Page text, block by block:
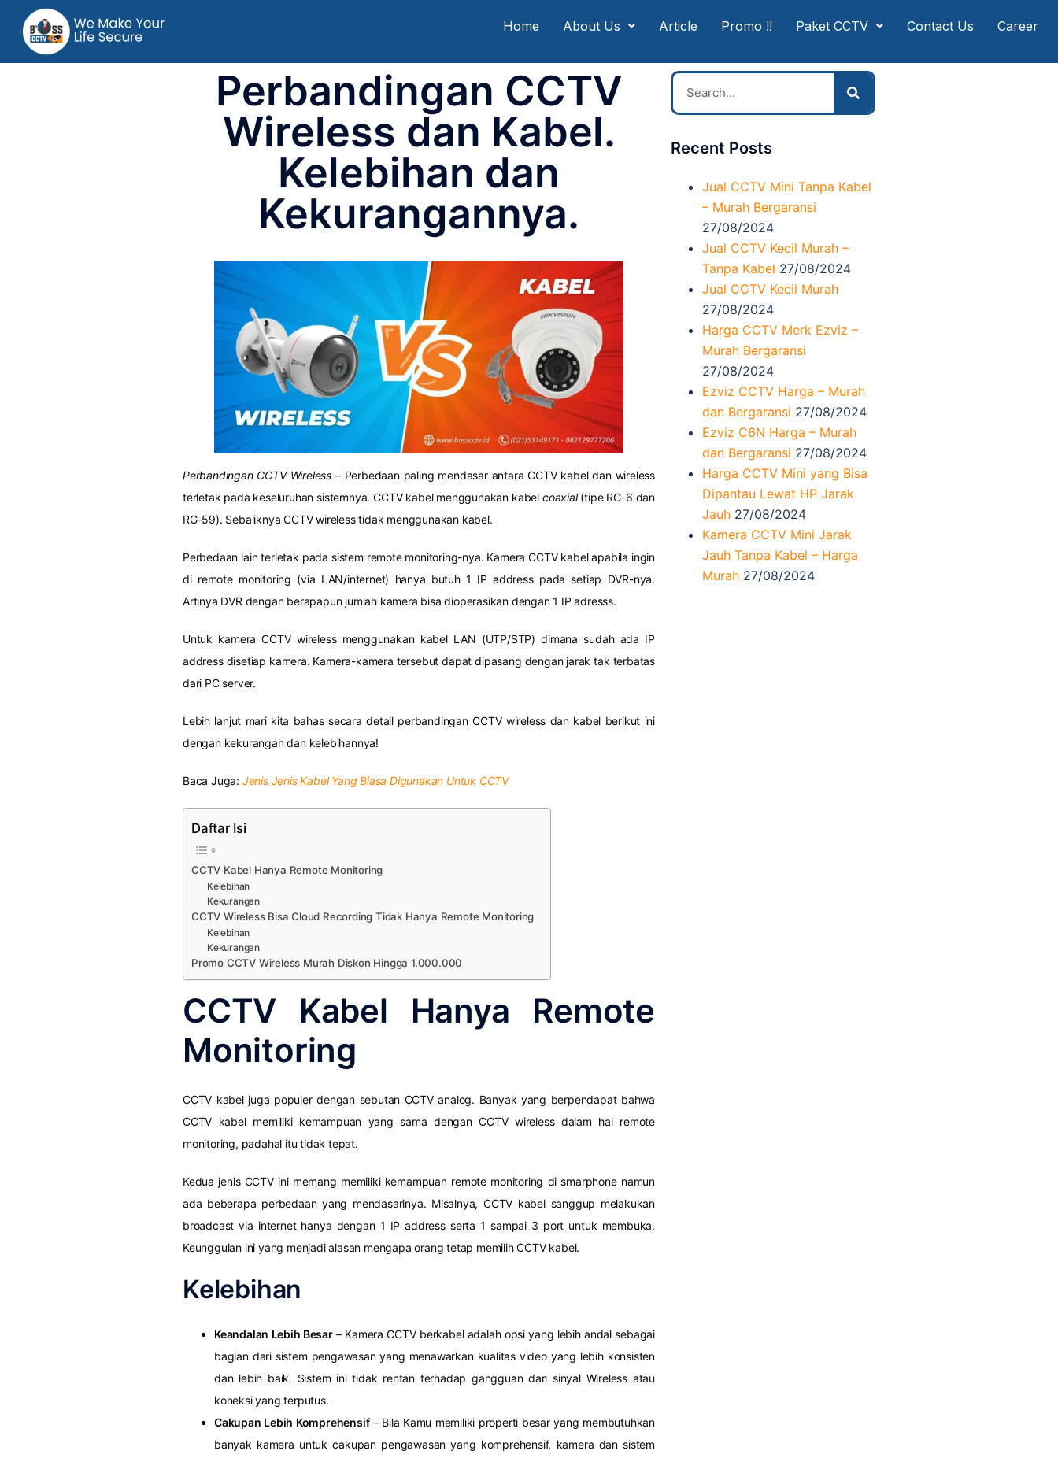
Home About Us Article Promo !! Paket CCTV Contact Us Career
Perbandingan CCTV
Wireless dan Kabel.
Kelebihan dan
Kekurangannya.
Perbandingan CCTV Wireless– Perbedaan paling mendasar antara CCTV kabel dan wireless
terletak pada keseluruhan sistemnya. CCTV kabel menggunakan kabel coaxial(tipe RG-6 dan
RG-59). Sebaliknya CCTV wireless tidak menggunakan kabel.
Perbedaan lain terletak pada sistem remote monitoring-nya. Kamera CCTV kabel apabila ingin
di remote monitoring (via LAN/internet) hanya butuh 1 IP address pada setiap DVR-nya.
Artinya DVR dengan berapapun jumlah kamera bisa dioperasikan dengan 1 IP adresss.
Untuk kamera CCTV wireless menggunakan kabel LAN (UTP/STP) dimana sudah ada IP
address disetiap kamera. Kamera-kamera tersebut dapat dipasang dengan jarak tak terbatas
dari PC server.
Lebih lanjut mari kita bahas secara detail perbandingan CCTV wireless dan kabel berikut ini
dengan kekurangan dan kelebihannya!
Baca Juga: Jenis Jenis Kabel Yang Biasa Digunakan Untuk CCTV
Daftar Isi
CCTV Kabel Hanya Remote Monitoring
Kelebihan
Kekurangan
CCTV Wireless Bisa Cloud Recording Tidak Hanya Remote Monitoring
Kelebihan
Kekurangan
Promo CCTV Wireless Murah Diskon Hingga 1.000.000
CCTV Kabel Hanya Remote
Monitoring
CCTV kabel juga populer dengan sebutan CCTV analog. Banyak yang berpendapat bahwa
CCTV kabel memiliki kemampuan yang sama dengan CCTV wireless dalam hal remote
monitoring, padahal itu tidak tepat.
Kedua jenis CCTV ini memang memiliki kemampuan remote monitoring di smarphone namun
ada beberapa perbedaan yang mendasarinya. Misalnya, CCTV kabel sanggup melakukan
broadcast via internet hanya dengan 1 IP address serta 1 sampai 3 port untuk membuka.
Keunggulan ini yang menjadi alasan mengapa orang tetap memilih CCTV kabel.
Kelebihan
Keandalan Lebih Besar– Kamera CCTV berkabel adalah opsi yang lebih andal sebagai
bagian dari sistem pengawasan yang menawarkan kualitas video yang lebih konsisten
dan lebih baik. Sistem ini tidak rentan terhadap gangguan dari sinyal Wireless atau
koneksi yang terputus.
Cakupan Lebih Komprehensif– Bila Kamu memiliki properti besar yang membutuhkan
banyak kamera untuk cakupan pengawasan yang komprehensif, kamera dan sistem
Recent Posts
Jual CCTV Mini Tanpa Kabel
– Murah Bergaransi
27/08/2024
Jual CCTV Kecil Murah –
Tanpa Kabel 27/08/2024
Jual CCTV Kecil Murah
27/08/2024
Harga CCTV Merk Ezviz –
Murah Bergaransi
27/08/2024
Ezviz CCTV Harga – Murah
dan Bergaransi 27/08/2024
Ezviz C6N Harga – Murah
dan Bergaransi 27/08/2024
Harga CCTV Mini yang Bisa
Dipantau Lewat HP Jarak
Jauh 27/08/2024
Kamera CCTV Mini Jarak
Jauh Tanpa Kabel – Harga
Murah 27/08/2024